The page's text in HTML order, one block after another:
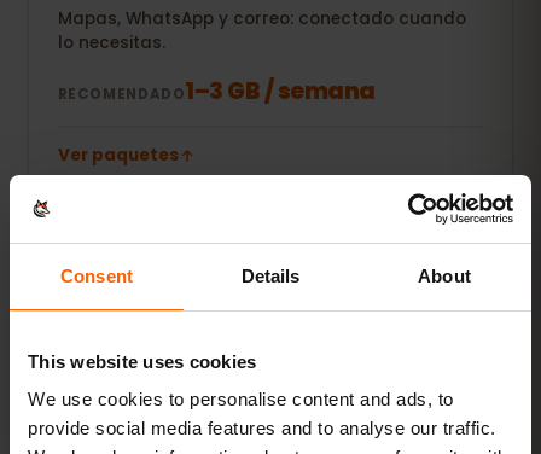
Consent Details About
This website uses cookies
We use cookies to personalise content and ads, to
provide social media features and to analyse our traffic.
Mapas, WhatsApp y correo: conectado cuando
lo necesitas.
RECOMENDADO1–3 GB / semana
Ver paquetes
POPULAR
compartir fotos.
RECOMENDADO 5–10 GB / mes
Ver paquetes